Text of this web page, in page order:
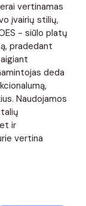
vertinamas
įvairių stilių,
- siūlo platų
pradedant
deda
Naudojamos
ir
vertina